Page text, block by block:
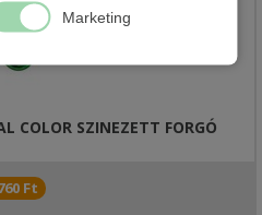
Marketing
COLOR SZINEZETT FORGÓ
Ft